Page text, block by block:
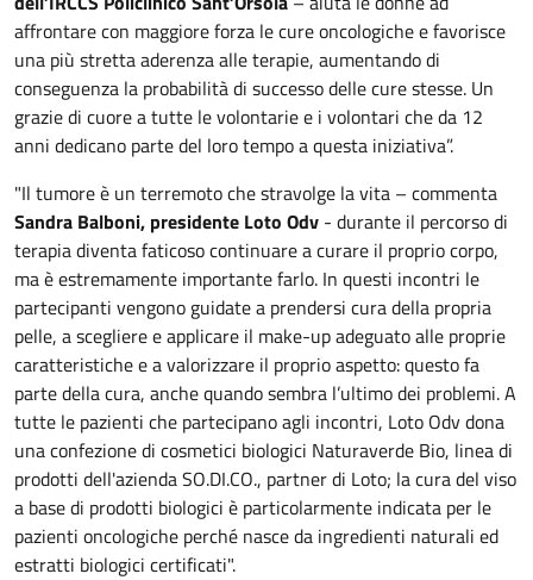
affrontare con maggiore forza le cure oncologiche e favorisce
una più stretta aderenza alle terapie, aumentando di
conseguenza la probabilità di successo delle cure stesse. Un
grazie di cuore a tutte le volontarie e i volontari che da 12
anni dedicano parte del loro tempo a questa iniziativa”.
"Il tumore è un terremoto che stravolge la vita – commenta
Sandra Balboni, presidente Loto Odv - durante il percorso di
terapia diventa faticoso continuare a curare il proprio corpo,
ma è estremamente importante farlo. In questi incontri le
partecipanti vengono guidate a prendersi cura della propria
pelle, a scegliere e applicare il make-up adeguato alle proprie
caratteristiche e a valorizzare il proprio aspetto: questo fa
parte della cura, anche quando sembra l’ultimo dei problemi. A
tutte le pazienti che partecipano agli incontri, Loto Odv dona
una confezione di cosmetici biologici Naturaverde Bio, linea di
prodotti dell'azienda SO.DI.CO., partner di Loto; la cura del viso
a base di prodotti biologici è particolarmente indicata per le
pazienti oncologiche perché nasce da ingredienti naturali ed
estratti biologici certificati".